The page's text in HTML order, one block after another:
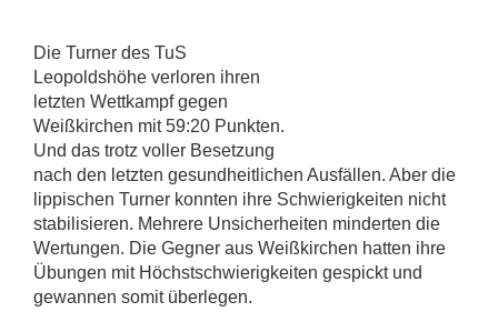
Die Turner des TuS
Leopoldshöhe verloren ihren
letzten Wettkampf gegen
Weißkirchen mit 59:20 Punkten.
Und das trotz voller Besetzung
nach den letzten gesundheitlichen Ausfällen. Aber die
lippischen Turner konnten ihre Schwierigkeiten nicht
stabilisieren. Mehrere Unsicherheiten minderten die
Wertungen. Die Gegner aus Weißkirchen hatten ihre
Übungen mit Höchstschwierigkeiten gespickt und
gewannen somit überlegen.